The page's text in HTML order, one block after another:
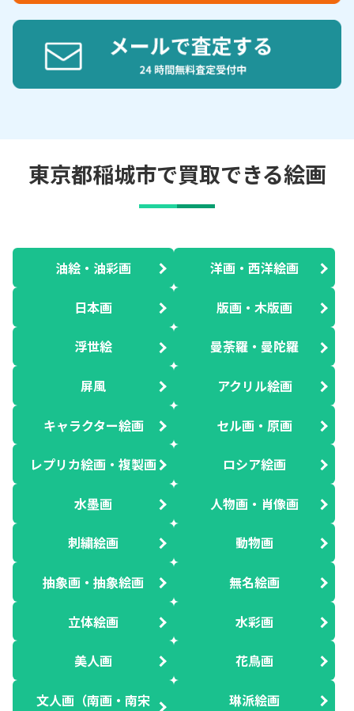
東京都稲城市で買取できる絵画
油絵・油彩画 洋画・西洋絵画
日本画 版画・木版画
浮世絵 曼荼羅・曼陀羅
屏風 アクリル絵画
キャラクター絵画 セル画・原画
レプリカ絵画・複製画 ロシア絵画
水墨画 人物画・肖像画
刺繍絵画 動物画
抽象画・抽象絵画 無名絵画
立体絵画 水彩画
美人画 花鳥画
文人画（南画・南宋
琳派絵画